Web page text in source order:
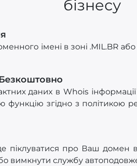
бізнесу
імені в зоні .MIL.BR
даних в Whois
згідно з політикою
піклуватися про Ваш домен
вимкнути службу